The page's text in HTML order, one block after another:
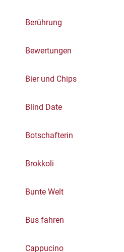
Berührung
Bewertungen
Bier und Chips
Blind Date
Botschafterin
Brokkoli
Bunte Welt
Bus fahren
Cappucino